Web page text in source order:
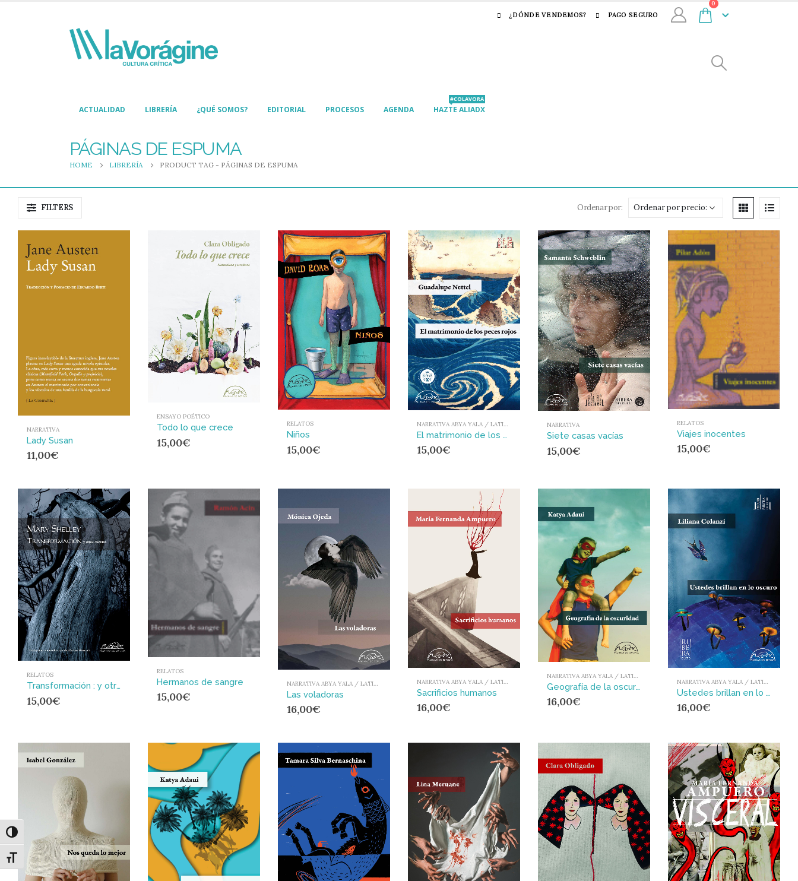
Alternar alto contraste
Alternar tamaño de letra
¿DÓNDE VENDEMOS? PAGO SEGURO
0
ACTUALIDAD LIBRERÍA ¿QUÉ SOMOS? EDITORIAL PROCESOS AGENDA HAZTE ALIADX
#COLAVORA
PÁGINAS DE ESPUMA
HOME LIBRERÍA PRODUCT TAG - PÁGINAS DE ESPUMA
FILTERS Ordenar por:
NARRATIVA
Lady Susan
11,00€
ENSAYO POÉTICO
Todo lo que crece
15,00€
RELATOS
Niños
15,00€
NARRATIVA ABYA YALA / LATIONAMÉRICA Y EL CARIBE
El matrimonio de los peces rojos
15,00€
NARRATIVA
Siete casas vacías
15,00€
RELATOS
Viajes inocentes
15,00€
RELATOS
Transformación : y otros cuentos
15,00€
RELATOS
Hermanos de sangre
15,00€
NARRATIVA ABYA YALA / LATIONAMÉRICA Y EL CARIBE
Las voladoras
16,00€
NARRATIVA ABYA YALA / LATIONAMÉRICA Y EL CARIBE
Sacrificios humanos
16,00€
NARRATIVA ABYA YALA / LATIONAMÉRICA Y EL CARIBE
Geografía de la oscuridad
16,00€
NARRATIVA ABYA YALA / LATIONAMÉRICA Y EL CARIBE
Ustedes brillan en lo oscuro
16,00€